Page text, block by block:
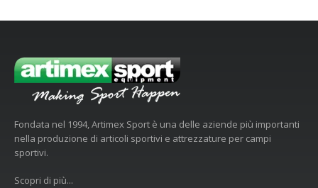
Fondata nel 1994, Artimex Sport è una delle aziende più importanti
nella produzione di articoli sportivi e attrezzature per campi
sportivi.
Scopri di più...